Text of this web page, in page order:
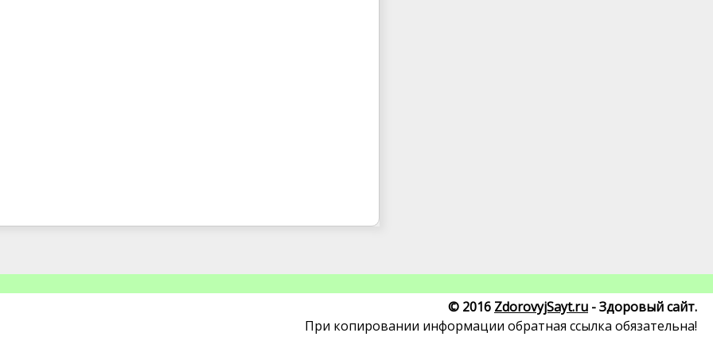
© 2016 ZdorovyjSayt.ru - Здоровый сайт.
При копировании информации обратная ссылка обязательна!